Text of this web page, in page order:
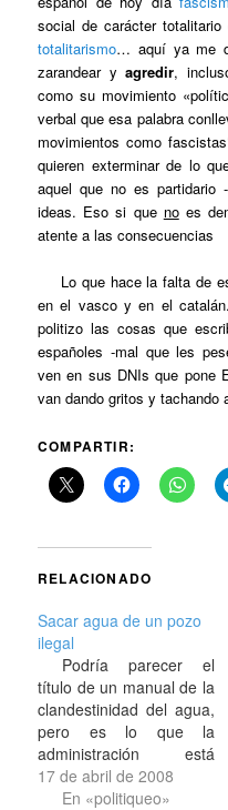
social de carácter
totalitarismo… aquí ya me
zarandear yagredir,
como su movimiento
verbal que esa palabra
movimientos como
quieren exterminar de lo
aquel que no es partidario
ideas. Eso si que noes
atente a las consecuencias
Lo que hace la falta de
en el vasco y en el
politizo las cosas que
españoles -mal que les
ven en sus DNIs que pone
van dando gritos y tachando
COMPARTIR:
RELACIONADO
Sacar agua de un pozo
ilegal
Podría parecer el
título de un manual de la
clandestinidad del agua,
pero es lo que la
administración está
intentando hacer con
pozos privados. Y es
17 de abril de 2008
En «politiqueo»